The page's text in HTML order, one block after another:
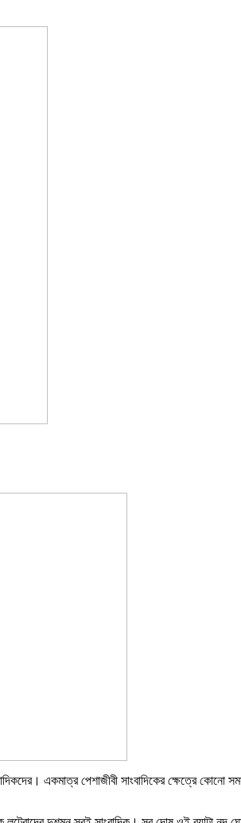
একমাত্র পেশাজীবী সাংবাদিকের ক্ষেত্রে